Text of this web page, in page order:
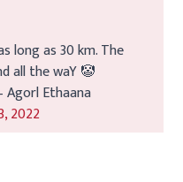
long as 30 km. The
all the waY 🤡
Ethaana
2022